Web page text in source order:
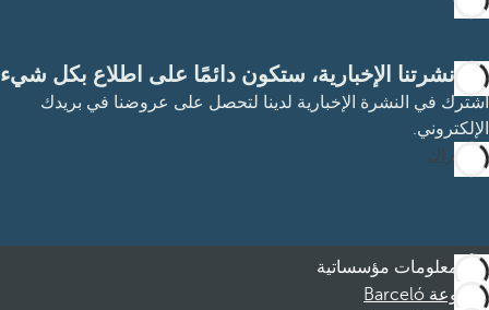
مع نشرتنا الإخبارية، ستكون دائمًا على اطلاع بكل شيء
اشترك في النشرة الإخبارية لدينا لتحصل على عروضنا في بريدك
الإلكتروني.
الاشتراك
معلومات مؤسساتية
مجموعة Barceló